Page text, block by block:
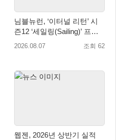
님블뉴런, ‘이터널 리턴’ 시
즌12 ‘세일링(Sailing)’ 프리
시즌 시작
2026.08.07 조회 62
웹젠, 2026년 상반기 실적